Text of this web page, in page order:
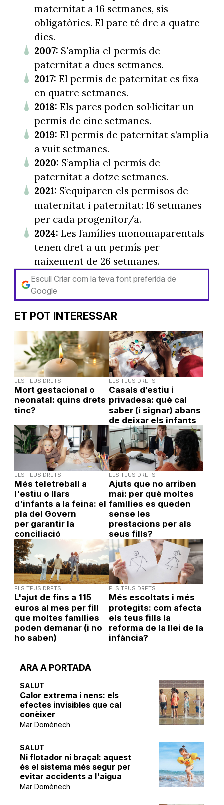
ARA A PORTADA
SALUT
Calor extrema i nens: els
efectes invisibles que cal
conèixer
Mar Domènech
SALUT
Ni flotador ni braçal: aquest
és el sistema més segur per
evitar accidents a l'aigua
Mar Domènech
maternitat a 16 setmanes, sis
obligatòries. El pare té dre a quatre
dies.
2007: S'amplia el permís de
paternitat a dues setmanes.
2017: El permís de paternitat es fixa
en quatre setmanes.
2018: Els pares poden sol·licitar un
permís de cinc setmanes.
2019: El permís de paternitat s’amplia
a vuit setmanes.
2020: S’amplia el permís de
paternitat a dotze setmanes.
2021: S’equiparen els permisos de
maternitat i paternitat: 16 setmanes
per cada progenitor/a.
2024: Les famílies monomaparentals
tenen dret a un permís per
naixement de 26 setmanes.
Escull Criar com la teva font preferida de
Google
ET POT INTERESSAR
ELS TEUS DRETS
Mort gestacional o
neonatal: quins drets
tinc?
ELS TEUS DRETS
Casals d’estiu i
privadesa: què cal
saber (i signar) abans
de deixar els infants
ELS TEUS DRETS
Més teletreball a
l'estiu o llars
d'infants a la feina: el
pla del Govern
per garantir la
conciliació
ELS TEUS DRETS
Ajuts que no arriben
mai: per què moltes
famílies es queden
sense les
prestacions per als
seus fills?
ELS TEUS DRETS
L'ajut de fins a 115
euros al mes per fill
que moltes famílies
poden demanar (i no
ho saben)
ELS TEUS DRETS
Més escoltats i més
protegits: com afecta
els teus fills la
reforma de la llei de la
infància?